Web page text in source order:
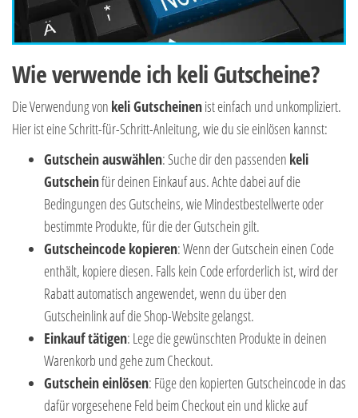
Wie verwende ich keli Gutscheine?
Die Verwendung von keli Gutscheinenist einfach und unkompliziert.
Hier ist eine Schritt-für-Schritt-Anleitung, wie du sie einlösen kannst:
Gutschein auswählen: Suche dir den passenden keli
Gutscheinfür deinen Einkauf aus. Achte dabei auf die
Bedingungen des Gutscheins, wie Mindestbestellwerte oder
bestimmte Produkte, für die der Gutschein gilt.
Gutscheincode kopieren: Wenn der Gutschein einen Code
enthält, kopiere diesen. Falls kein Code erforderlich ist, wird der
Rabatt automatisch angewendet, wenn du über den
Gutscheinlink auf die Shop-Website gelangst.
Einkauf tätigen: Lege die gewünschten Produkte in deinen
Warenkorb und gehe zum Checkout.
Gutschein einlösen: Füge den kopierten Gutscheincode in das
dafür vorgesehene Feld beim Checkout ein und klicke auf